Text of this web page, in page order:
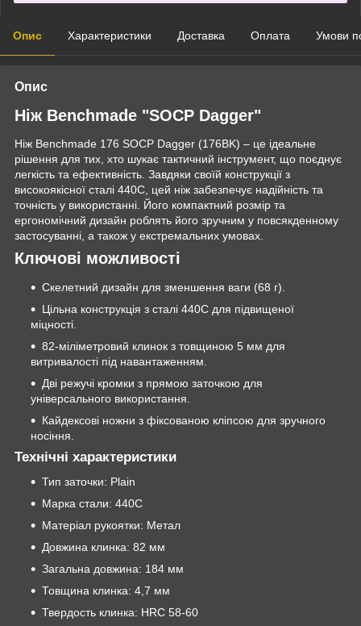
Опис Характеристики Доставка Оплата Умови
Опис
Ніж Benchmade "SOCP Dagger"
Ніж Benchmade 176 SOCP Dagger (176BK) – це ідеальне
рішення для тих, хто шукає тактичний інструмент, що поєднує
легкість та ефективність. Завдяки своїй конструкції з
високоякісної сталі 440С, цей ніж забезпечує надійність та
точність у використанні. Його компактний розмір та
ергономічний дизайн роблять його зручним у повсякденному
застосуванні, а також у екстремальних умовах.
Ключові можливості
Скелетний дизайн для зменшення ваги (68 г).
Цільна конструкція з сталі 440С для підвищеної
міцності.
82-міліметровий клинок з товщиною 5 мм для
витривалості під навантаженням.
Дві режучі кромки з прямою заточкою для
універсального використання.
Кайдексові ножни з фіксованою кліпсою для зручного
носіння.
Технічні характеристики
Тип заточки: Plain
Марка стали: 440C
Матеріал рукоятки: Метал
Довжина клинка: 82 мм
Загальна довжина: 184 мм
Товщина клинка: 4,7 мм
Твердость клинка: HRC 58-60